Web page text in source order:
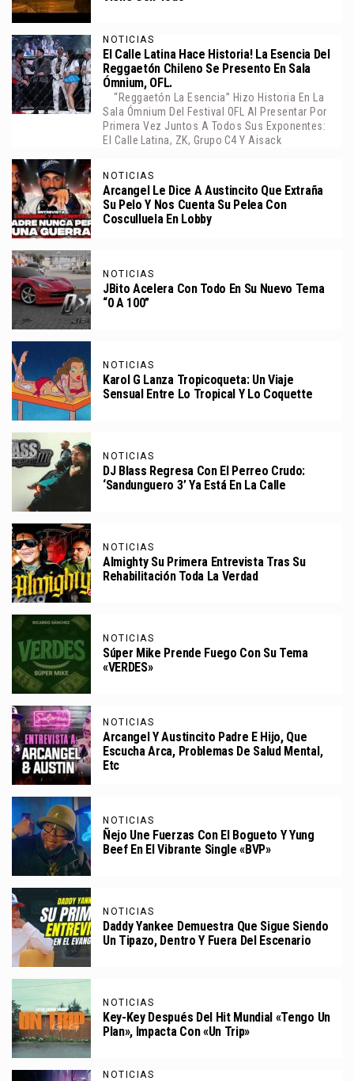
NOTICIAS
El Calle Latina Hace Historia! La Esencia Del
Reggaetón Chileno Se Presento En Sala
Ómnium, OFL.
“Reggaetón La Esencia” Hizo Historia En La
Sala Ómnium Del Festival OFL Al Presentar Por
Primera Vez Juntos A Todos Sus Exponentes:
El Calle Latina, ZK, Grupo C4 Y Aisack
NOTICIAS
Arcangel Le Dice A Austincito Que Extraña
Su Pelo Y Nos Cuenta Su Pelea Con
Cosculluela En Lobby
NOTICIAS
JBito Acelera Con Todo En Su Nuevo Tema
“0 A 100”
NOTICIAS
Karol G Lanza Tropicoqueta: Un Viaje
Sensual Entre Lo Tropical Y Lo Coquette
NOTICIAS
DJ Blass Regresa Con El Perreo Crudo:
‘Sandunguero 3’ Ya Está En La Calle
NOTICIAS
Almighty Su Primera Entrevista Tras Su
Rehabilitación Toda La Verdad
NOTICIAS
Súper Mike Prende Fuego Con Su Tema
«VERDES»
NOTICIAS
Arcangel Y Austincito Padre E Hijo, Que
Escucha Arca, Problemas De Salud Mental,
Etc
NOTICIAS
Ñejo Une Fuerzas Con El Bogueto Y Yung
Beef En El Vibrante Single «BVP»
NOTICIAS
Daddy Yankee Demuestra Que Sigue Siendo
Un Tipazo, Dentro Y Fuera Del Escenario
NOTICIAS
Key-Key Después Del Hit Mundial «Tengo Un
Plan», Impacta Con «Un Trip»
NOTICIAS